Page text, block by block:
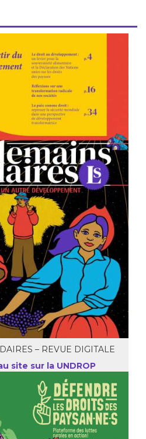
– REVUE DIGITALE
site sur la UNDROP